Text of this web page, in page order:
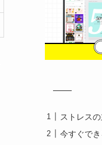
ストレス
今すぐで